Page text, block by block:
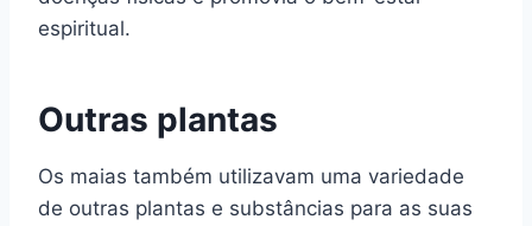
espiritual.
Outras plantas
Os maias também utilizavam uma variedade
de outras plantas e substâncias para as suas